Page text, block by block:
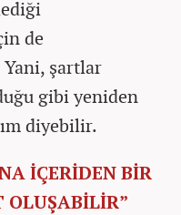
de
şartlar
gibi yeniden
diyebilir.
İÇERİDEN BİR
OLUŞABİLİR”